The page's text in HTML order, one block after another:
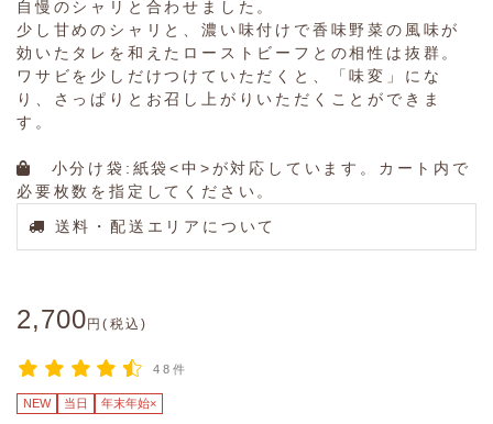
自慢のシャリと合わせました。
少し甘めのシャリと、濃い味付けで香味野菜の風味が
効いたタレを和えたローストビーフとの相性は抜群。
ワサビを少しだけつけていただくと、「味変」にな
り、さっぱりとお召し上がりいただくことができま
す。
小分け袋:紙袋<中>が対応しています。カート内で
必要枚数を指定してください。
送料・配送エリアについて
2,700 円(税込)
48件
NEW 当日 年末年始×